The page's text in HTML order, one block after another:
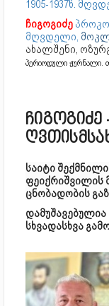
1905-1937წ.
ჩიგოგიძე
მღვდელი,
ახალშენი,
პერიოდული ჟურნალი.
ჩიგოგიძე
საიტი
ფეიქრიშვილის
ცნობადობის
სხვადასხვა